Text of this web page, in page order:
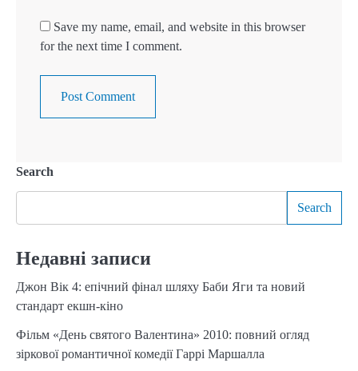
Save my name, email, and website in this browser
for the next time I comment.
Search
Search
Недавні записи
Джон Вік 4: епічний фінал шляху Баби Яги та новий
стандарт екшн-кіно
Фільм «День святого Валентина» 2010: повний огляд
зіркової романтичної комедії Гаррі Маршалла